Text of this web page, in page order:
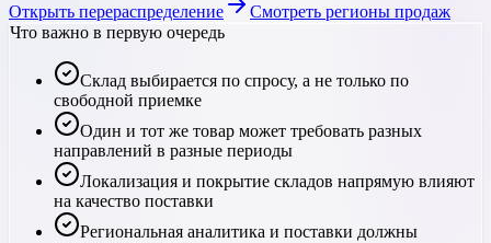
Открыть перераспределение
Смотреть регионы продаж
Что важно в первую очередь
Склад выбирается по спросу, а не только по
свободной приемке
Один и тот же товар может требовать разных
направлений в разные периоды
Локализация и покрытие складов напрямую влияют
на качество поставки
Региональная аналитика и поставки должны